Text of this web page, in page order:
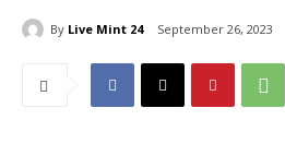
By Live Mint 24 September 26, 2023